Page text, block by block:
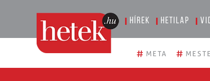
Hírek Hetilap
# META #